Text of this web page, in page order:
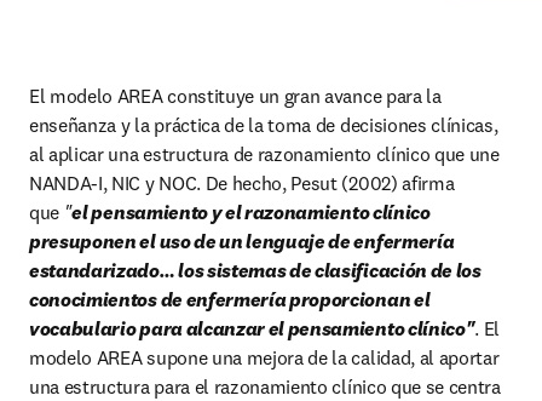
El modelo AREA constituye un gran avance para la
enseñanza y la práctica de la toma de decisiones clínicas,
al aplicar una estructura de razonamiento clínico que une
NANDA-I, NIC y NOC. De hecho, Pesut (2002) afirma
que "el pensamiento y el razonamiento clínico
presuponen el uso de un lenguaje de enfermería
estandarizado… los sistemas de clasificación de los
conocimientos de enfermería proporcionan el
vocabulario para alcanzar el pensamiento clínico". El
modelo AREA supone una mejora de la calidad, al aportar
una estructura para el razonamiento clínico que se centra